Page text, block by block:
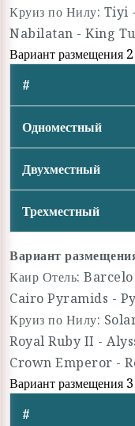
Круиз по Нилу:
Nabilatan - King
Вариант размещения 2
#
Одноместный
Двухместный
Трехместный
Вариант
Каир Отель:
Cairo Pyramids -
Круиз по Нилу:
Royal Ruby II -
Crown Emperor -
Вариант размещения 3
#